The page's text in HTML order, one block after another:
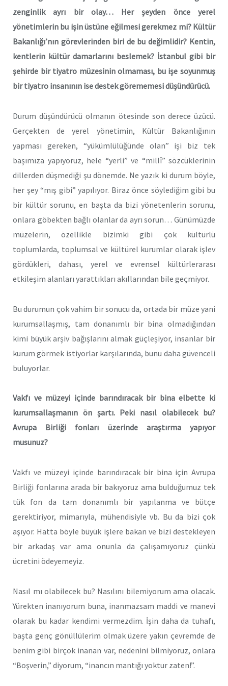
zenginlik ayrı bir olay… Her şeyden önce yerel
yönetimlerin bu işin üstüne eğilmesi gerekmez mi? Kültür
Bakanlığı’nın görevlerinden biri de bu değimlidir? Kentin,
kentlerin kültür damarlarını beslemek? İstanbul gibi bir
şehirde bir tiyatro müzesinin olmaması, bu işe soyunmuş
bir tiyatro insanının ise destek görememesi düşündürücü.
Durum düşündürücü olmanın ötesinde son derece üzücü.
Gerçekten de yerel yönetimin, Kültür Bakanlığının
yapması gereken, “yükümlülüğünde olan” işi biz tek
başımıza yapıyoruz, hele “yerli” ve “millî” sözcüklerinin
dillerden düşmediği şu dönemde. Ne yazık ki durum böyle,
her şey “mış gibi” yapılıyor. Biraz önce söylediğim gibi bu
bir kültür sorunu, en başta da bizi yönetenlerin sorunu,
onlara göbekten bağlı olanlar da ayrı sorun… Günümüzde
müzelerin, özellikle bizimki gibi çok kültürlü
toplumlarda, toplumsal ve kültürel kurumlar olarak işlev
gördükleri, dahası, yerel ve evrensel kültürlerarası
etkileşim alanları yarattıkları akıllarından bile geçmiyor.
Bu durumun çok vahim bir sonucu da, ortada bir müze yani
kurumsallaşmış, tam donanımlı bir bina olmadığından
kimi büyük arşiv bağışlarını almak güçleşiyor, insanlar bir
kurum görmek istiyorlar karşılarında, bunu daha güvenceli
buluyorlar.
Vakfı ve müzeyi içinde barındıracak bir bina elbette ki
kurumsallaşmanın ön şartı. Peki nasıl olabilecek bu?
Avrupa Birliği fonları üzerinde araştırma yapıyor
musunuz?
Vakfı ve müzeyi içinde barındıracak bir bina için Avrupa
Birliği fonlarına arada bir bakıyoruz ama bulduğumuz tek
tük fon da tam donanımlı bir yapılanma ve bütçe
gerektiriyor, mimarıyla, mühendisiyle vb. Bu da bizi çok
aşıyor. Hatta böyle büyük işlere bakan ve bizi destekleyen
bir arkadaş var ama onunla da çalışamıyoruz çünkü
ücretini ödeyemeyiz.
Nasıl mı olabilecek bu? Nasılını bilemiyorum ama olacak.
Yürekten inanıyorum buna, inanmazsam maddi ve manevi
olarak bu kadar kendimi vermezdim. İşin daha da tuhafı,
başta genç gönüllülerim olmak üzere yakın çevremde de
benim gibi birçok inanan var, nedenini bilmiyoruz, onlara
“Boşverin,” diyorum, “inancın mantığı yoktur zaten!”.